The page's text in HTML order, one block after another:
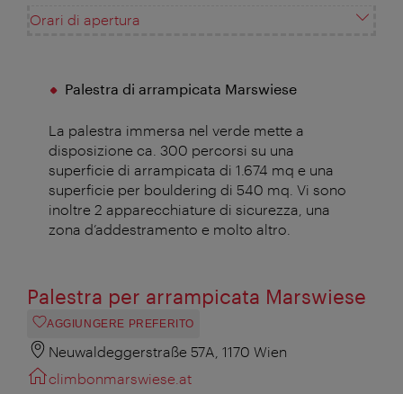
Orari di apertura
Palestra di arrampicata Marswiese
La palestra immersa nel verde mette a
disposizione ca. 300 percorsi su una
superficie di arrampicata di 1.674 mq e una
superficie per bouldering di 540 mq. Vi sono
inoltre 2 apparecchiature di sicurezza, una
zona d’addestramento e molto altro.
Palestra per arrampicata Marswiese
AGGIUNGERE PREFERITO
Neuwaldeggerstraße 57A, 1170 Wien
climbonmarswiese.at